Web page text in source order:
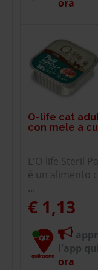
ora
O-life cat
con mele a
L'O-life Steril
è un alimento
...
€ 1,13
l'app
ora